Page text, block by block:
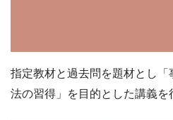
指定教材と過去問を題材とし
法の習得」を目的とした講義を